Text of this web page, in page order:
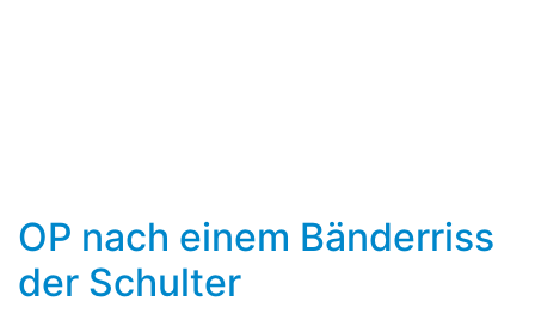
OP nach einem Bänderriss
der Schulter